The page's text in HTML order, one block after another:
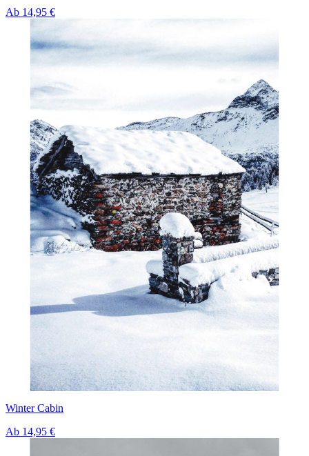
Ab 14,95 €
Winter Cabin
Ab 14,95 €